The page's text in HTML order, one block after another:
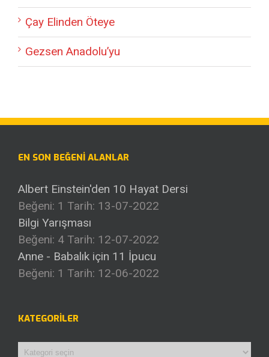
Çay Elinden Öteye
Gezsen Anadolu’yu
EN SON BEĞENI ALANLAR
Albert Einstein'den 10 Hayat Dersi
Beğeni: 1 Tarih: 13-07-2022
Bilgi Yarışması
Beğeni: 4 Tarih: 12-07-2022
Anne - Babalık için 11 İpucu
Beğeni: 1 Tarih: 12-06-2022
KATEGORILER
Kategoriler